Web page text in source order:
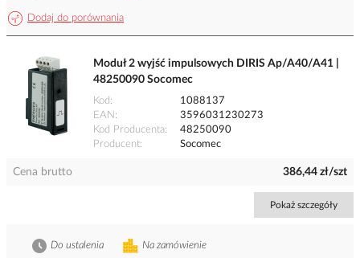
Dodaj do porównania
Moduł 2 wyjść impulsowych DIRIS Ap/A40/A41 |
48250090 Socomec
Kod
1088137
EAN
3596031230273
Kod Producenta
48250090
Producent
Socomec
Cena brutto 386,44 zł/szt
Pokaż szczegóły
Na zamówienie
Do ustalenia